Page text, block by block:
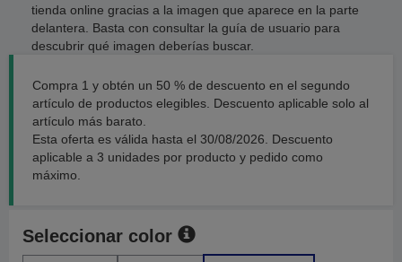
tienda online gracias a la imagen que aparece en la parte
delantera. Basta con consultar la guía de usuario para
descubrir qué imagen deberías buscar.
Compra 1 y obtén un 50 % de descuento en el segundo
artículo de productos elegibles. Descuento aplicable solo al
artículo más barato.
Esta oferta es válida hasta el 30/08/2026. Descuento
aplicable a 3 unidades por producto y pedido como
máximo.
Seleccionar color